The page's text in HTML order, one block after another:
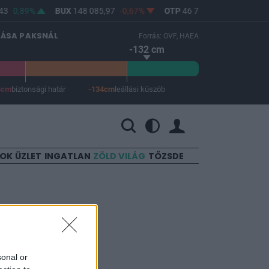
or
0,89% BUX148 085,97 -0,67% OTP 46 750
PAKSNÁL Forrás: OVF, HAEA
-132 cm
biztonsági határ -134cmleállási küszöb
ÜZLET INGATLAN ZÖLD VILÁG TŐZSDE
t a